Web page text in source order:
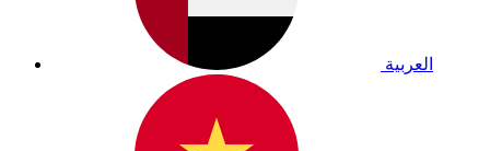
العربية